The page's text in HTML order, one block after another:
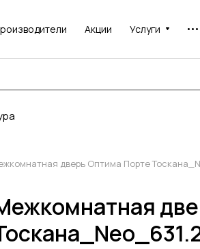
Акции Услуги
дверь Оптима Порте